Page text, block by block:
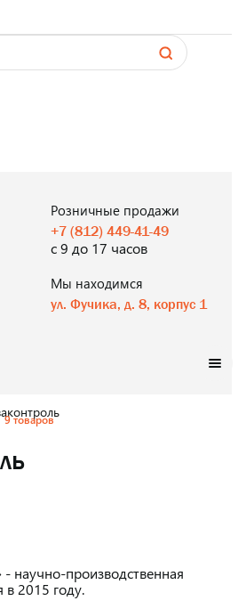
Розничные продажи
+7 (812) 449-41-49
с 9 до 17 часов
Мы находимся
ул. Фучика, д. 8, корпус 1
9 товаров
научно-производственная
в 2015 году.